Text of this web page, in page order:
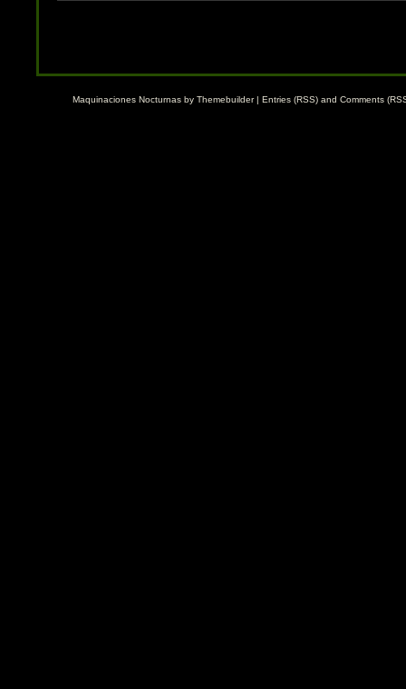
Maquinaciones Nocturnas by Themebuilder| Entries (RSS) and Comments